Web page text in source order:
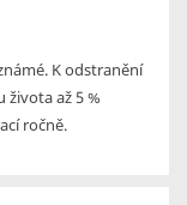
K odstranění
až 5 %
ročně.